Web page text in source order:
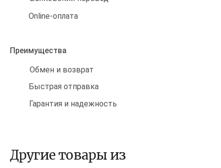
Online-оплата
Преимущества
Обмен и возврат
Быстрая отправка
Гарантия и надежность
Другие товары из